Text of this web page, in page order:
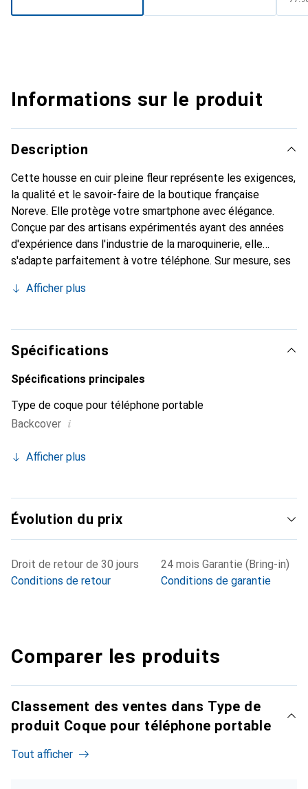
Informations sur le produit
Description
Cette housse en cuir pleine fleur représente les exigences,
la qualité et le savoir-faire de la boutique française
Noreve. Elle protège votre smartphone avec élégance.
Conçue par des artisans expérimentés ayant des années
d'expérience dans l'industrie de la maroquinerie, elle
s'adapte parfaitement à votre téléphone. Sur mesure, ses
peau. Elle devient un accessoire chic et indispensable pour
ses produits de haute qualité, la marque Noreve est un
choix fiable pour une clientèle exigeante.
Afficher plus
Spécifications
Spécifications principales
Type de coque pour téléphone portable
Backcover i
Afficher plus
Évolution du prix
Droit de retour de 30 jours
Conditions de retour
24 mois Garantie (Bring-in)
Conditions de garantie
Comparer les produits
Classement des ventes dans Type de
produit Coque pour téléphone portable
Tout afficher